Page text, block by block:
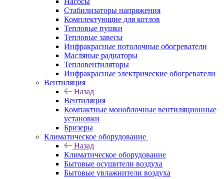
Стабилизаторы напряжения
Комплектующие для котлов
Тепловые пушки
Тепловые завесы
Инфракрасные потолочные обогреватели
Масляные радиаторы
Тепловентиляторы
Инфракрасные электрические обогреватели
Вентиляция
Назад
Вентиляция
Компактные моноблочные вентиляционные
установки
Бризеры
Климатическое оборудование
Назад
Климатическое оборудование
Бытовые осушители воздуха
Бытовые увлажнители воздуха